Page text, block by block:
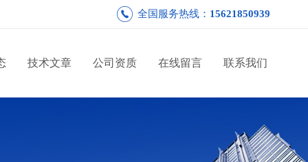
全国服务热线： 15621850939
技术文章 公司资质 在线留言 联系我们